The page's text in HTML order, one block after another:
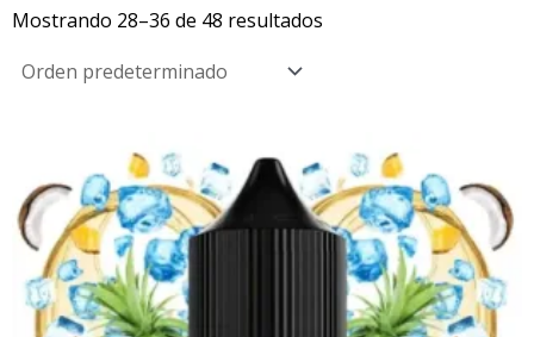
Mostrando 28–36 de 48 resultados